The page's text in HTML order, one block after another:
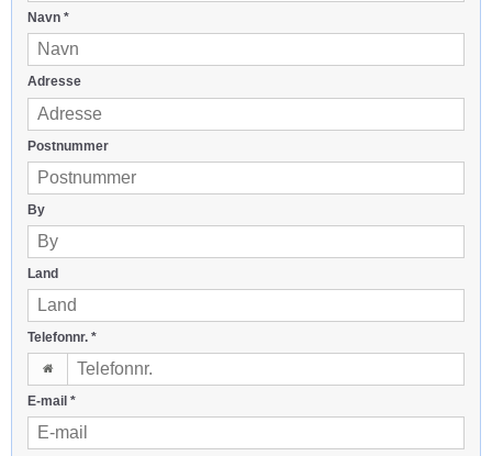
Navn *
Adresse
Postnummer
By
Land
Telefonnr. *
E-mail *